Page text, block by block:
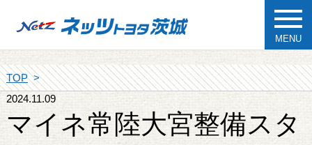
MENU
TOP
2024.11.09
マイネ常陸大宮整備スタ